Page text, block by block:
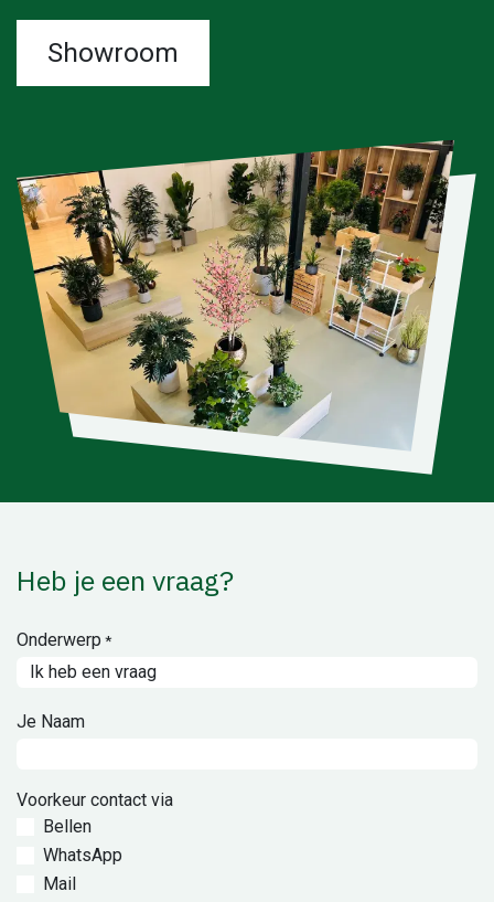
Showroom
Heb je een vraag?
Onderwerp *
Je Naam
Voorkeur contact via
Bellen
WhatsApp
Mail